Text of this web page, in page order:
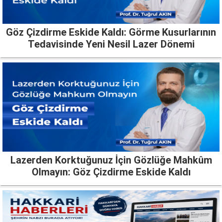
Göz Çizdirme Eskide Kaldı: Görme Kusurlarının
Tedavisinde Yeni Nesil Lazer Dönemi
Lazerden Korktuğunuz İçin Gözlüğe Mahkûm
Olmayın: Göz Çizdirme Eskide Kaldı